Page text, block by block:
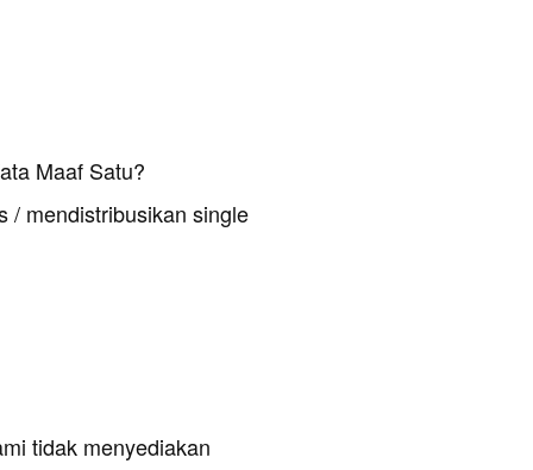
Maaf Satu?
/ mendistribusikan single
tidak menyediakan